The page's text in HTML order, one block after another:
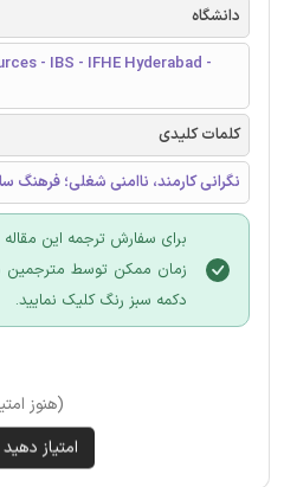
دانشگاه
- IBS - IFHE Hyderabad -
کلمات کلیدی
نگرانی کارمند، ناامنی شغلی؛ فرهنگ
برای سفارش ترجمه این
زمان ممکن توسط مترجمین
دکمه سبز رنگ کلیک نمایید.
(هنوز